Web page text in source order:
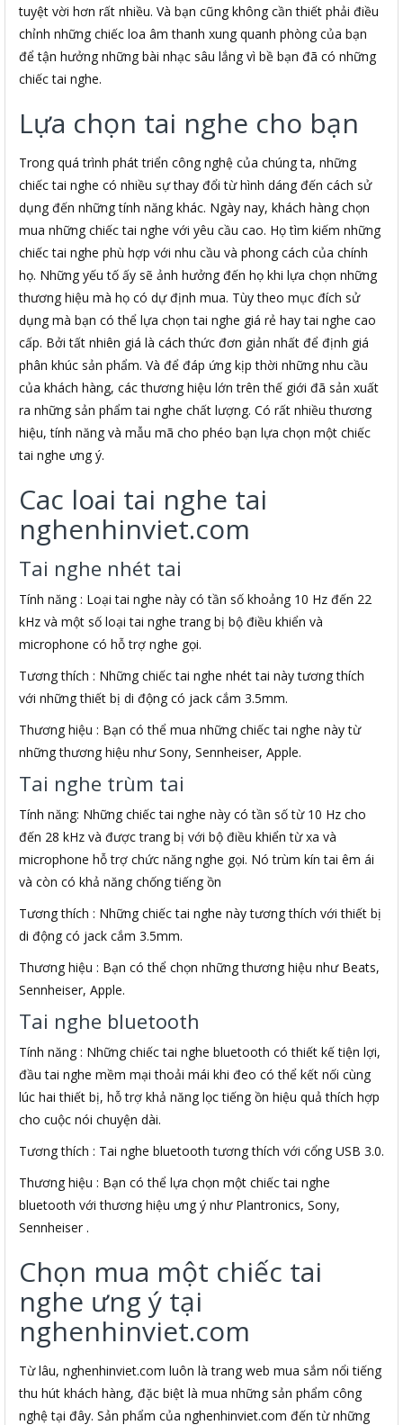
tuyệt vời hơn rất nhiều. Và bạn cũng không cần thiết phải điều
chỉnh những chiếc loa âm thanh xung quanh phòng của bạn
để tận hưởng những bài nhạc sâu lắng vì bề bạn đã có những
chiếc tai nghe.
Lựa chọn tai nghe cho bạn
Trong quá trình phát triển công nghệ của chúng ta, những
chiếc tai nghe có nhiều sự thay đổi từ hình dáng đến cách sử
dụng đến những tính năng khác. Ngày nay, khách hàng chọn
mua những chiếc tai nghe với yêu cầu cao. Họ tìm kiếm những
chiếc tai nghe phù hợp với nhu cầu và phong cách của chính
họ. Những yếu tố ấy sẽ ảnh hưởng đến họ khi lựa chọn những
thương hiệu mà họ có dự định mua. Tùy theo mục đích sử
dụng mà bạn có thể lựa chọn tai nghe giá rẻ hay tai nghe cao
cấp. Bởi tất nhiên giá là cách thức đơn giản nhất để định giá
phân khúc sản phẩm. Và để đáp ứng kịp thời những nhu cầu
của khách hàng, các thương hiệu lớn trên thế giới đã sản xuất
ra những sản phẩm tai nghe chất lượng. Có rất nhiều thương
hiệu, tính năng và mẫu mã cho phéo bạn lựa chọn một chiếc
tai nghe ưng ý.
Cac loai tai nghe tai
nghenhinviet.com
Tai nghe nhét tai
Tính năng : Loại tai nghe này có tần số khoảng 10 Hz đến 22
kHz và một số loại tai nghe trang bị bộ điều khiển và
microphone có hỗ trợ nghe gọi.
Tương thích : Những chiếc tai nghe nhét tai này tương thích
với những thiết bị di động có jack cắm 3.5mm.
Thương hiệu : Bạn có thể mua những chiếc tai nghe này từ
những thương hiệu như Sony, Sennheiser, Apple.
Tai nghe trùm tai
Tính năng: Những chiếc tai nghe này có tần số từ 10 Hz cho
đến 28 kHz và được trang bị với bộ điều khiển từ xa và
microphone hỗ trợ chức năng nghe gọi. Nó trùm kín tai êm ái
và còn có khả năng chống tiếng ồn
Tương thích : Những chiếc tai nghe này tương thích với thiết bị
di động có jack cắm 3.5mm.
Thương hiệu : Bạn có thể chọn những thương hiệu như Beats,
Sennheiser, Apple.
Tai nghe bluetooth
Tính năng : Những chiếc tai nghe bluetooth có thiết kế tiện lợi,
đầu tai nghe mềm mại thoải mái khi đeo có thể kết nối cùng
lúc hai thiết bị, hỗ trợ khả năng lọc tiếng ồn hiệu quả thích hợp
cho cuộc nói chuyện dài.
Tương thích : Tai nghe bluetooth tương thích với cổng USB 3.0.
Thương hiệu : Bạn có thể lựa chọn một chiếc tai nghe
bluetooth với thương hiệu ưng ý như Plantronics, Sony,
Sennheiser .
Chọn mua một chiếc tai
nghe ưng ý tại
nghenhinviet.com
Từ lâu, nghenhinviet.com luôn là trang web mua sắm nổi tiếng
thu hút khách hàng, đặc biệt là mua những sản phẩm công
nghệ tại đây. Sản phẩm của nghenhinviet.com đến từ những